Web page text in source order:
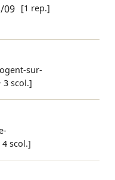
09 [1 rep.]
sur-
3 scol.]
4 scol.]